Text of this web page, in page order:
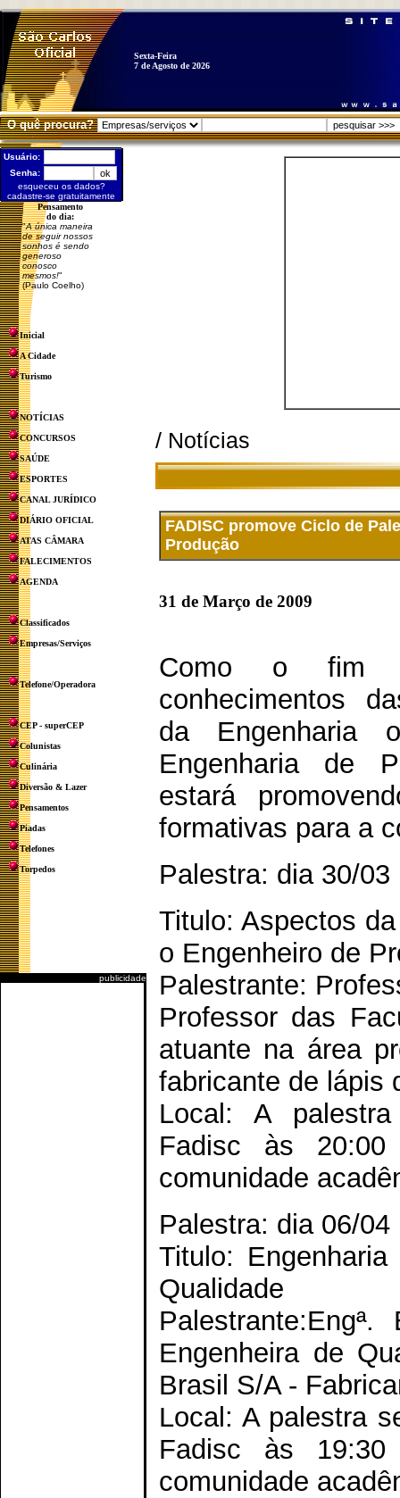
Sexta-Feira
7 de Agosto de 2026
O quê procura?
Usuário:
Senha:
esqueceu os dados?
cadastre-se gratuitamente
Pensamento
do dia:
"A única maneira
de seguir nossos
sonhos é sendo
generoso
conosco
mesmos!"
(Paulo Coelho)
Inicial
A Cidade
Turismo
NOTÍCIAS
CONCURSOS
SAÚDE
ESPORTES
CANAL JURÍDICO
DIÁRIO OFICIAL
ATAS CÂMARA
FALECIMENTOS
AGENDA
Classificados
Empresas/Serviços
Telefone/Operadora
CEP - superCEP
Colunistas
Culinária
Diversão & Lazer
Pensamentos
Piadas
Telefones
Torpedos
publicidade
/ Notícias
FADISC promove Ciclo de
Produção
31 de Março de 2009
Como o fim
conhecimentos
da Engenharia
Engenharia de
estará
formativas para a
Palestra: dia 30/03
Titulo: Aspectos
o Engenheiro de
Palestrante:
Professor das
atuante na área
fabricante de lápis
Local: A
Fadisc às
comunidade
Palestra: dia 06/04
Titulo:
Qualidade
Engenheira de
Brasil S/A -
Local: A palestra
Fadisc às
comunidade